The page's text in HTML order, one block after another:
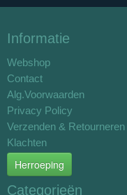
Informatie
Webshop
Contact
Alg.Voorwaarden
Privacy Policy
Verzenden & Retourneren
Klachten
Herroeping
Categorieën